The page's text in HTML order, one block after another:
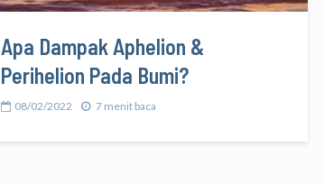
Apa Dampak Aphelion &
Perihelion Pada Bumi?
08/02/2022 7 menit baca